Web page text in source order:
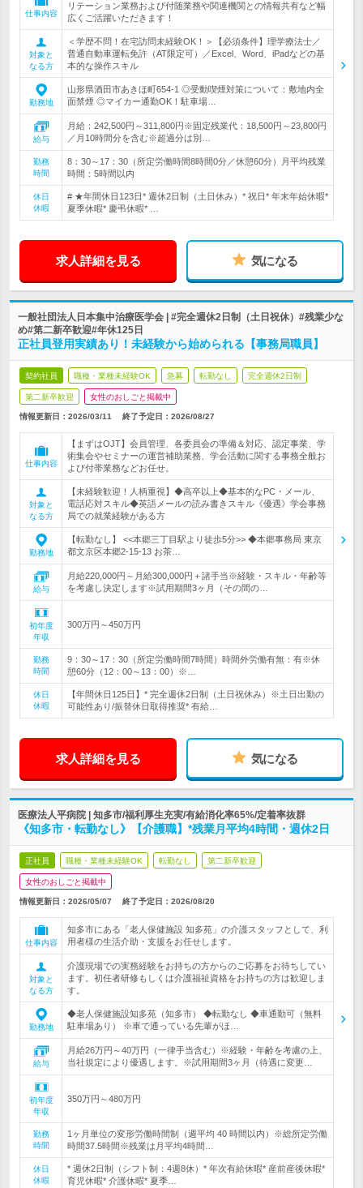
仕事内容
リテーション業務および付随業務や関連機関との情報共有など幅
広くご活躍いただきます！
対象と
なる方
＜学歴不問！在宅訪問未経験OK！＞【必須条件】理学療法士／
普通自動車運転免許（AT限定可）／Excel、Word、iPadなどの基
本的な操作スキル
勤務地
山形県酒田市あきほ町654-1 ◎受動喫煙対策について：敷地内全
面禁煙 ◎マイカー通勤OK！駐車場…
給与
月給：242,500円～311,800円※固定残業代：18,500円～23,800円
／月10時間分を含む※超過分は別…
勤務
時間
8：30～17：30（所定労働時間8時間0分／休憩60分）月平均残業
時間：5時間以内
休日
休暇
# ★年間休日123日* 週休2日制（土日休み）* 祝日* 年末年始休暇*
夏季休暇* 慶弔休暇* …
求人詳細を見る 気になる
一般社団法人日本集中治療医学会 | #完全週休2日制（土日祝休）#残業少な
め#第二新卒歓迎#年休125日
正社員登用実績あり！未経験から始められる【事務局職員】
契約社員 職種・業種未経験OK 急募 転勤なし 完全週休2日制
第二新卒歓迎 女性のおしごと掲載中
情報更新日：2026/03/11 終了予定日： 2026/08/27
仕事内容
【まずはOJT】会員管理、各委員会の準備＆対応、認定事業、学
術集会やセミナーの運営補助業務、学会活動に関する事務全般お
よび付帯業務などお任せ。
対象と
なる方
【未経験歓迎！人柄重視】◆高卒以上◆基本的なPC・メール、
電話応対スキル◆英語メールの読み書きスキル《優遇》学会事務
局での就業経験がある方
勤務地
【転勤なし】 <<本郷三丁目駅より徒歩5分>> ◆本郷事務局 東京
都文京区本郷2-15-13 お茶…
給与
月給220,000円～月給300,000円＋諸手当※経験・スキル・年齢等
を考慮し決定します※試用期間3ヶ月（その間の…
初年度
年収
300万円～450万円
勤務
時間
9：30～17：30（所定労働時間7時間）時間外労働有無：有※休
憩60分（12：00～13：00）※…
休日
休暇
【年間休日125日】* 完全週休2日制（土日祝休み）※土日出勤の
可能性あり/振替休日取得推奨* 有給…
求人詳細を見る 気になる
医療法人平病院 | 知多市/福利厚生充実/有給消化率65%/定着率抜群
《知多市・転勤なし》【介護職】*残業月平均4時間・週休2日
正社員 職種・業種未経験OK 転勤なし 第二新卒歓迎
女性のおしごと掲載中
情報更新日：2026/05/07 終了予定日： 2026/08/20
仕事内容
知多市にある「老人保健施設 知多苑」の介護スタッフとして、利
用者様の生活介助・支援をお任せします。
対象と
なる方
介護現場での実務経験をお持ちの方からのご応募をお待ちしてい
ます。初任者研修もしくは介護福祉資格をお持ちの方は歓迎しま
す。
勤務地
◆老人保健施設知多苑（知多市） ◆転勤なし ◆車通勤可（無料
駐車場あり） ※車で通っている先輩がほ…
給与
月給26万円～40万円（一律手当含む）※経験・年齢を考慮の上、
当社規定により優遇します。※試用期間3ヶ月（待遇に変更…
初年度
年収
350万円～480万円
勤務
時間
1ヶ月単位の変形労働時間制（週平均 40 時間以内）※総所定労働
時間37.5時間※残業は月平均4時間…
休日
休暇
* 週休2日制（シフト制：4週8休）* 年次有給休暇* 産前産後休暇*
育児休暇* 介護休暇* 夏季…